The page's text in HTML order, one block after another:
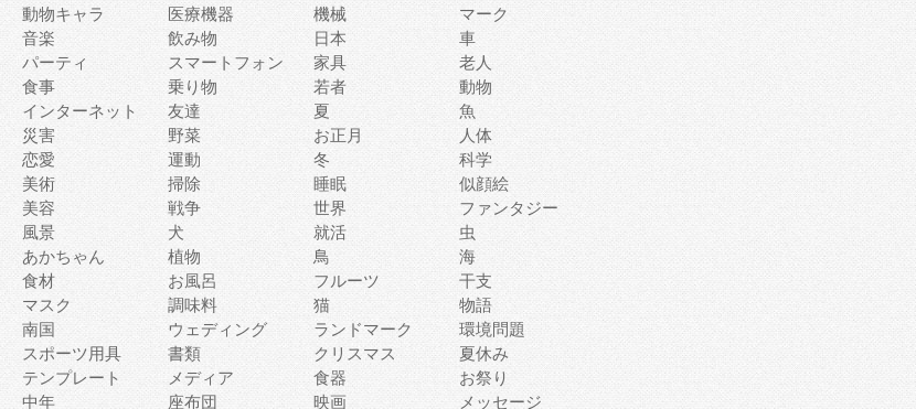
動物キャラ 医療機器 機械
マーク
音楽 飲み物 日本
車
パーティ スマートフォン 家具
老人
食事 乗り物 若者
動物
インターネット 友達 夏
魚
災害 野菜 お正月
人体
恋愛 運動 冬
科学
美術 掃除 睡眠
似顔絵
美容 戦争 世界
ファンタジー
風景 犬 就活
虫
あかちゃん 植物 鳥
海
食材 お風呂 フルーツ
干支
マスク 調味料 猫
物語
南国 ウェディング ランドマーク
環境問題
スポーツ用具 書類 クリスマス
夏休み
テンプレート メディア 食器
お祭り
中年 座布団 映画 メッセージ